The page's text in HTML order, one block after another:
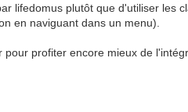
lifedomus plutôt que d'utiliser les
en naviguant dans un menu).
profiter encore mieux de